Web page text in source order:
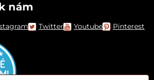
nám
Twitter Youtube Pinterest